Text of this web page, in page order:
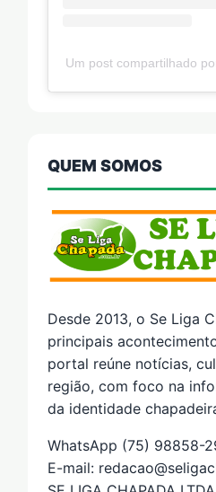
Um post compartilhado
QUEM SOMOS
Desde 2013, o Se Liga
principais
portal reúne notícias,
região, com foco na
da identidade
WhatsApp (75) 98858-
E-mail: